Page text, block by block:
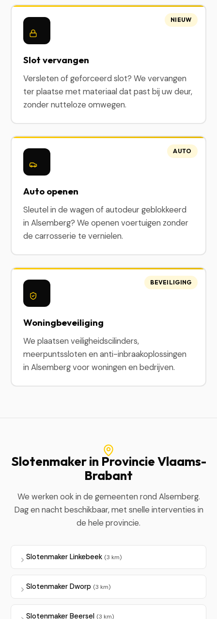
Slot vervangen
Versleten of geforceerd slot? We vervangen
ter plaatse met materiaal dat past bij uw deur,
zonder nutteloze omwegen.
NIEUW
Auto openen
Sleutel in de wagen of autodeur geblokkeerd
in Alsemberg? We openen voertuigen zonder
de carrosserie te vernielen.
AUTO
Woningbeveiliging
We plaatsen veiligheidscilinders,
meerpuntssloten en anti-inbraakoplossingen
in Alsemberg voor woningen en bedrijven.
BEVEILIGING
Slotenmaker in Provincie Vlaams-
Brabant
We werken ook in de gemeenten rond Alsemberg.
Dag en nacht beschikbaar, met snelle interventies in
de hele provincie.
Slotenmaker Linkebeek (3 km)
Slotenmaker Dworp (3 km)
Slotenmaker Beersel (3 km)